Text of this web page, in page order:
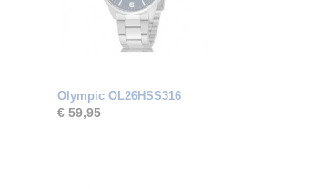
Olympic OL26HSS316
€ 59,95